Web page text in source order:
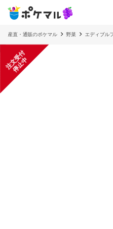
産直・通販のポケマル 野菜 エディブル
注
文
受
付
停
止
中